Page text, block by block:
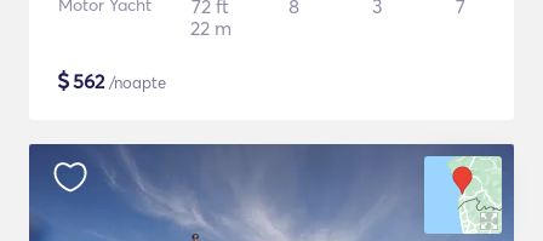
Motor Yacht
72 ft
22 m
8 3 7
$562/noapte